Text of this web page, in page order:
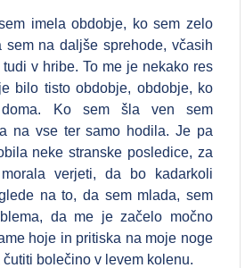
imela obdobje, ko sem zelo
sem na daljše sprehode, včasih
v hribe. To me je nekako res
bilo tisto obdobje, obdobje, ko
Ko sem šla ven sem
na vse ter samo hodila. Je pa
neke stranske posledice, za
verjeti, da bo kadarkoli
na to, da sem mlada, sem
da me je začelo močno
hoje in pritiska na moje noge
bolečino v levem kolenu.